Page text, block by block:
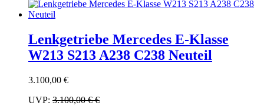
Lenkgetriebe Mercedes E-Klasse
W213 S213 A238 C238 Neuteil
3.100,00 €
UVP: 3.100,00 €€